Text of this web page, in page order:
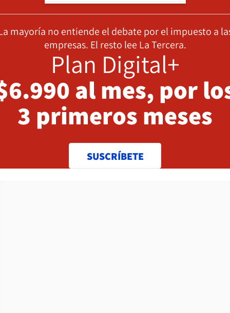
mayoría no entiende el debate por el impuesto a
empresas. El resto lee La Tercera.
Plan Digital+
al mes, por
3 primeros meses
SUSCRÍBETE